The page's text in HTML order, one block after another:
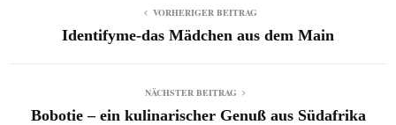
VORHERIGER BEITRAG
Identifyme-das Mädchen aus dem Main
NÄCHSTER BEITRAG
Bobotie – ein kulinarischer Genuß aus Südafrika